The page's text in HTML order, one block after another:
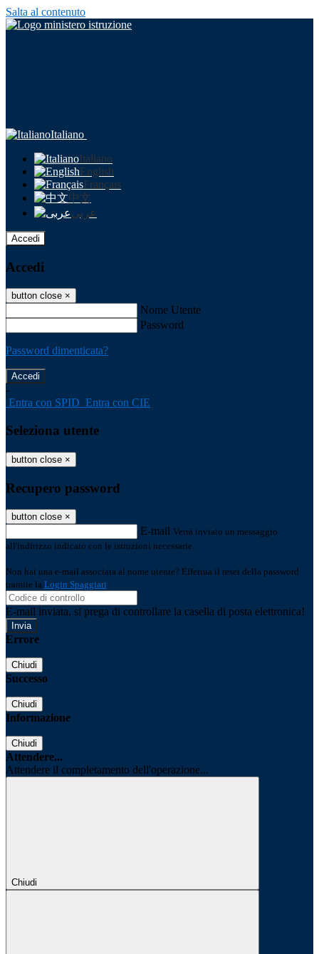
Salta al contenuto
Italiano
Italiano
English
Français
中文
عربى
Accedi
Accedi
button close ×
Nome Utente
Password
Password dimenticata?
-
Entra con SPID Entra con CIE
Seleziona utente
button close ×
Recupero password
button close ×
E-mail Verrà inviato un messaggio
all'indirizzo indicato con le istruzioni necessarie.
Non hai una e-mail associata al nome utente? Effettua il reset della password
tramite la Login Spaggiari
E-mail inviata, si prega di controllare la casella di posta elettronica!
Errore
Chiudi
Successo
Chiudi
Informazione
Chiudi
Attendere...
Attendere il completamento dell'operazione...
Chiudi